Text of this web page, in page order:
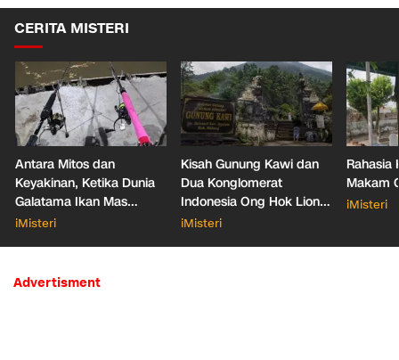
CERITA MISTERI
Antara Mitos dan
Keyakinan, Ketika Dunia
Galatama Ikan Mas
Bersentuhan dengan Hal
iMisteri
Kisah Gunung Kawi dan
Dua Konglomerat
Indonesia Ong Hok Liong
hingga Liem Sioe Liong
iMisteri
Rahasia
Makam
iMisteri
Advertisment